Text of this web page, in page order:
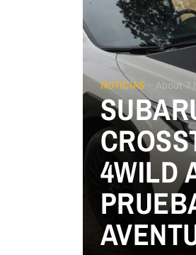
NOTICIAS About 7
4WILD